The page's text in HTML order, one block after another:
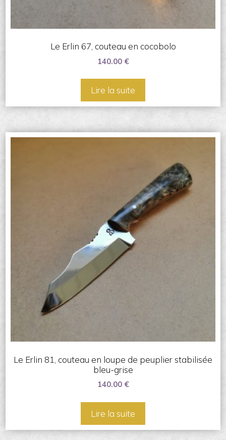
Le Erlin 67, couteau en cocobolo
140.00 €
Lire la suite
Le Erlin 81, couteau en loupe de peuplier stabilisée
bleu-grise
140.00 €
Lire la suite